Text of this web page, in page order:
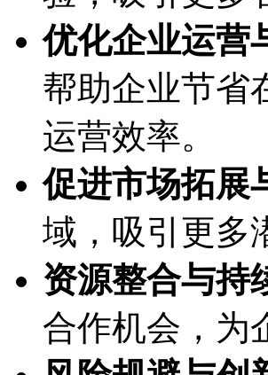
优化企业运营
帮助企业节省
运营效率。
促进市场拓展
域，吸引更多
资源整合与持
合作机会，为